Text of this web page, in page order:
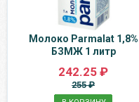
Молоко Parmalat 1,8%
БЗМЖ 1 литр
242.25 ₽
255 ₽